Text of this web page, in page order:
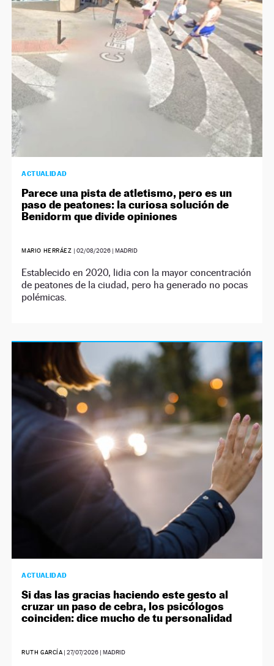
NEWSLETTER
SÍGUENOS
ACTUALIDAD
Parece una pista de atletismo, pero es un
paso de peatones: la curiosa solución de
Benidorm que divide opiniones
MARIO HERRÁEZ | 02/08/2026| MADRID
Establecido en 2020, lidia con la mayor concentración
de peatones de la ciudad, pero ha generado no pocas
polémicas.
ACTUALIDAD
Si das las gracias haciendo este gesto al
cruzar un paso de cebra, los psicólogos
coinciden: dice mucho de tu personalidad
RUTH GARCÍA |27/07/2026 | MADRID